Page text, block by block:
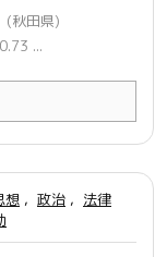
(秋田県)
...
想 , 政治 , 法律